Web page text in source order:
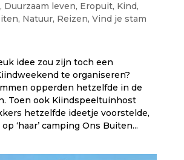
, Duurzaam leven, Eropuit, Kind,
, Natuur, Reizen, Vind je stam
idee zou zijn toch een
te organiseren?
opperden hetzelfde in de
Toen ook Kiindspeeltuinhost
hetzelfde ideetje voorstelde,
‘haar’ camping Ons Buiten...